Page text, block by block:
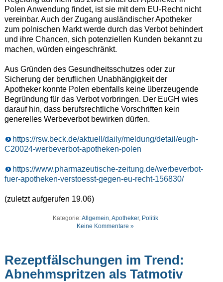
Polen Anwendung findet, ist sie mit dem EU-Recht nicht
vereinbar. Auch der Zugang ausländischer Apotheker
zum polnischen Markt werde durch das Verbot behindert
und ihre Chancen, sich potenziellen Kunden bekannt zu
machen, würden eingeschränkt.
Aus Gründen des Gesundheitsschutzes oder zur
Sicherung der beruflichen Unabhängigkeit der
Apotheker konnte Polen ebenfalls keine überzeugende
Begründung für das Verbot vorbringen. Der EuGH wies
darauf hin, dass berufsrechtliche Vorschriften kein
generelles Werbeverbot bewirken dürfen.
https://rsw.beck.de/aktuell/daily/meldung/detail/eugh-
C20024-werbeverbot-apotheken-polen
https://www.pharmazeutische-zeitung.de/werbeverbot-
fuer-apotheken-verstoesst-gegen-eu-recht-156830/
(zuletzt aufgerufen 19.06)
Kategorie:Allgemein,Apotheker, Politik
Keine Kommentare »
Rezeptfälschungen im Trend:
Abnehmspritzen als Tatmotiv